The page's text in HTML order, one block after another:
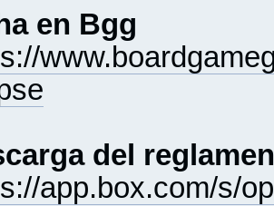
en Bgg
del
app.box.com/s/